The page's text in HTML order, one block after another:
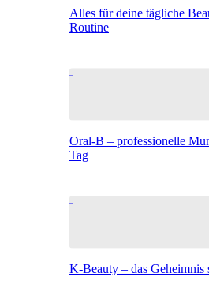
Alles für deine tägliche
Routine
Oral-B – professionelle
Tag
K-Beauty – das Geheimnis